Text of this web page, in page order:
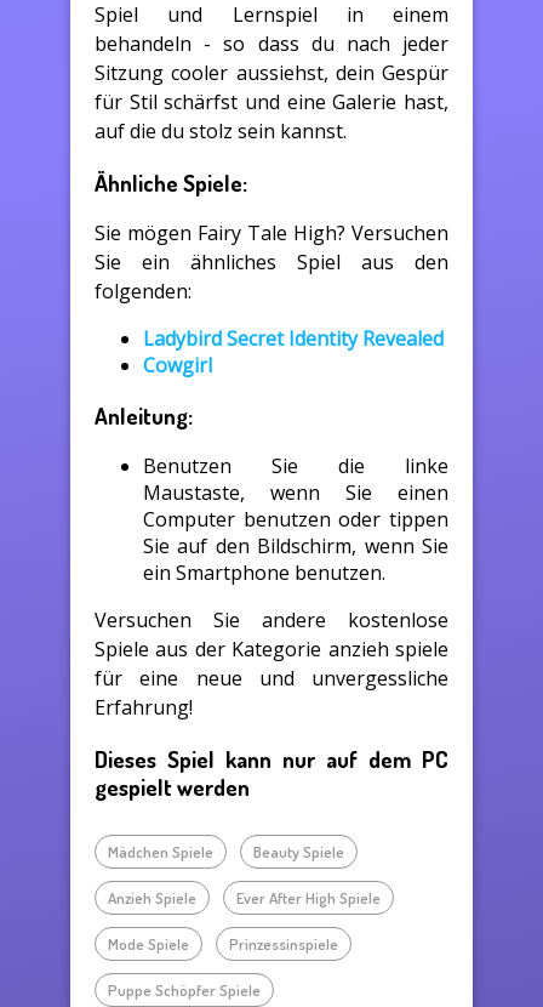
Spiel und Lernspiel in einem
behandeln - so dass du nach jeder
Sitzung cooler aussiehst, dein Gespür
für Stil schärfst und eine Galerie hast,
auf die du stolz sein kannst.
Ähnliche Spiele:
Sie mögen Fairy Tale High? Versuchen
Sie ein ähnliches Spiel aus den
folgenden:
Ladybird Secret Identity Revealed
Cowgirl
Anleitung:
Benutzen Sie die linke
Maustaste, wenn Sie einen
Computer benutzen oder tippen
Sie auf den Bildschirm, wenn Sie
ein Smartphone benutzen.
Versuchen Sie andere kostenlose
Spiele aus der Kategorie anzieh spiele
für eine neue und unvergessliche
Erfahrung!
Dieses Spiel kann nur auf dem PC
gespielt werden
Mädchen Spiele Beauty Spiele
Anzieh Spiele Ever After High Spiele
Mode Spiele Prinzessinspiele
Puppe Schöpfer Spiele